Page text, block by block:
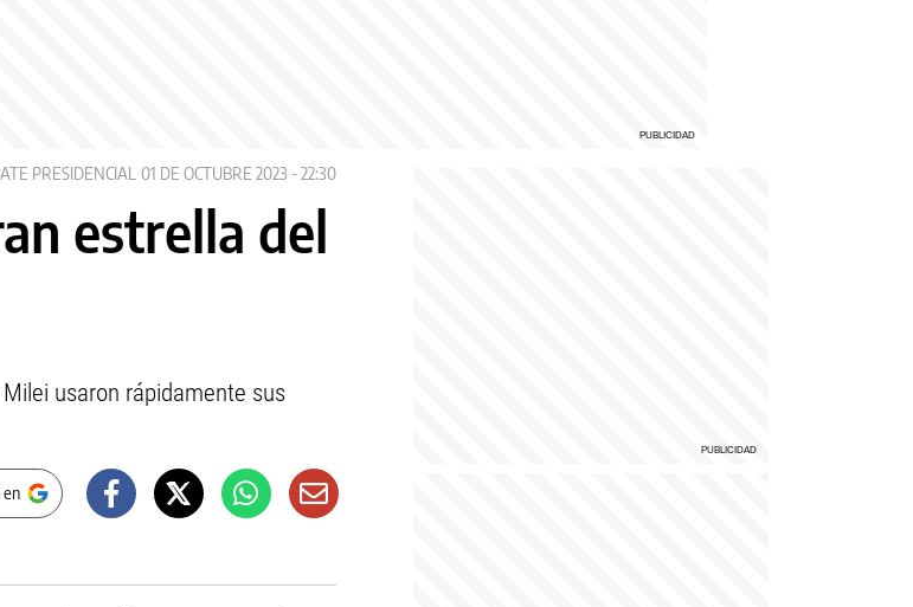
PRESIDENCIAL 01 DE OCTUBRE 2023 - 22:30
estrella del
usaron rápidamente sus
en